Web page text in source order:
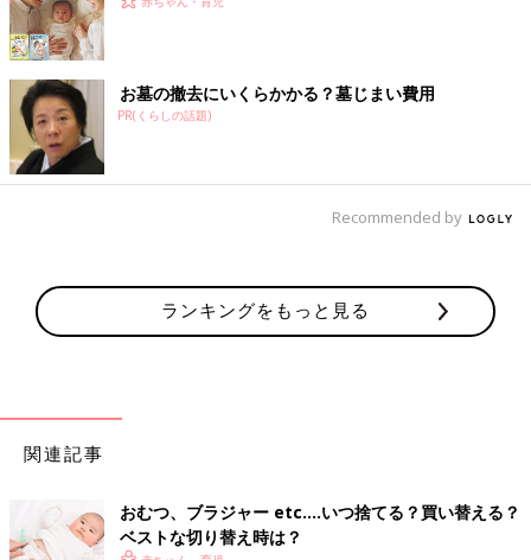
お墓の撤去にいくらかかる？墓じまい費用
PR(くらしの話題)
Recommended by
ランキングをもっと見る
関連記事
おむつ、ブラジャー etc.…いつ捨てる？買い替える？
ベストな切り替え時は？